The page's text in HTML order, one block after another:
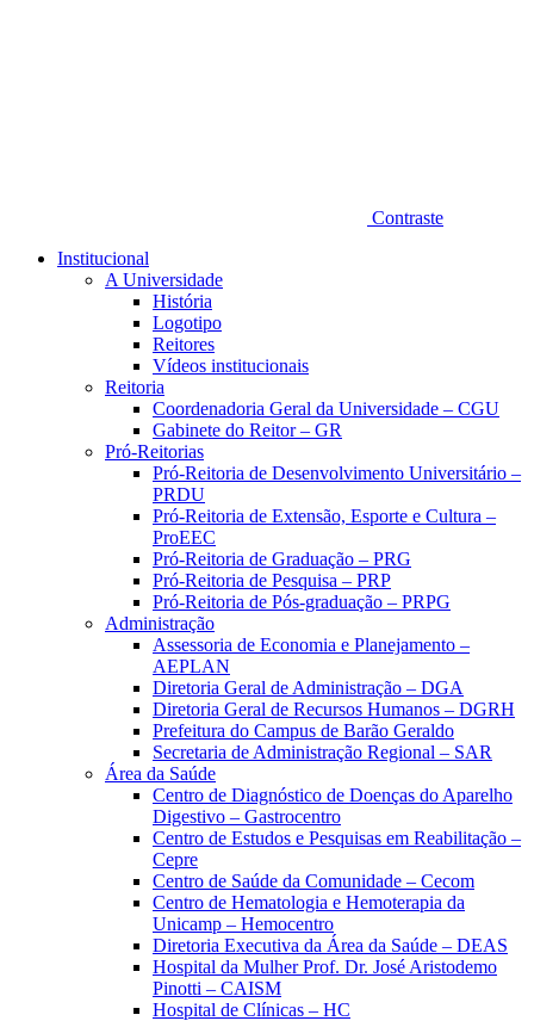
Contraste
Institucional
A Universidade
História
Logotipo
Reitores
Vídeos institucionais
Reitoria
Coordenadoria Geral da Universidade – CGU
Gabinete do Reitor – GR
Pró-Reitorias
Pró-Reitoria de Desenvolvimento Universitário –
PRDU
Pró-Reitoria de Extensão, Esporte e Cultura –
ProEEC
Pró-Reitoria de Graduação – PRG
Pró-Reitoria de Pesquisa – PRP
Pró-Reitoria de Pós-graduação – PRPG
Administração
Assessoria de Economia e Planejamento –
AEPLAN
Diretoria Geral de Administração – DGA
Diretoria Geral de Recursos Humanos – DGRH
Prefeitura do Campus de Barão Geraldo
Secretaria de Administração Regional – SAR
Área da Saúde
Centro de Diagnóstico de Doenças do Aparelho
Digestivo – Gastrocentro
Centro de Estudos e Pesquisas em Reabilitação –
Cepre
Centro de Saúde da Comunidade – Cecom
Centro de Hematologia e Hemoterapia da
Unicamp – Hemocentro
Diretoria Executiva da Área da Saúde – DEAS
Hospital da Mulher Prof. Dr. José Aristodemo
Pinotti – CAISM
Hospital de Clínicas – HC